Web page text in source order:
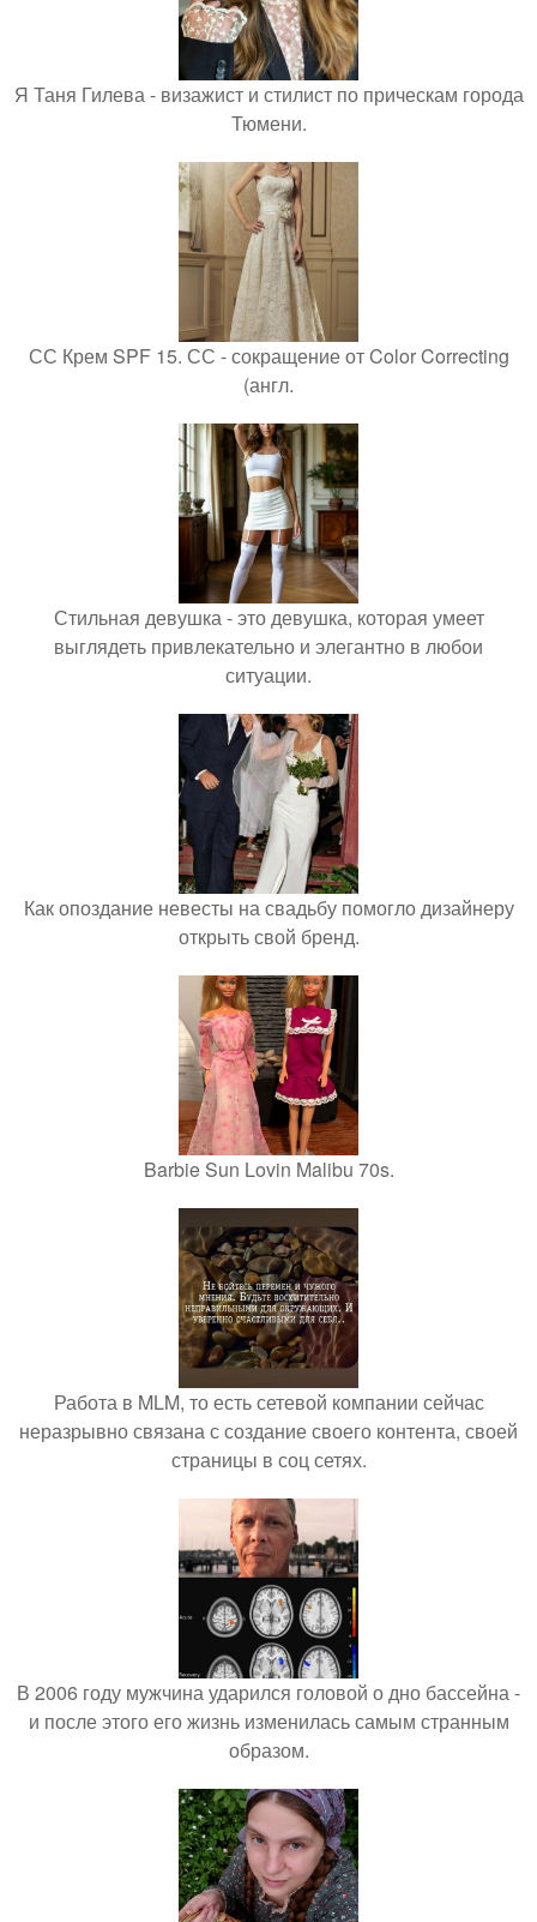
Я Таня Гилева - визажист и стилист по прическам города
Тюмени.
СС Крем SPF 15. СС - сокращение от Color Correcting
(англ.
Стильная девушка - это девушка, которая умеет
выглядеть привлекательно и элегантно в любои
ситуации.
Как опоздание невесты на свадьбу помогло дизайнеру
открыть свой бренд.
Barbie Sun Lovin Malibu 70s.
Работа в MLM, то есть сетевой компании сейчас
неразрывно связана с создание своего контента, своей
страницы в соц сетях.
В 2006 году мужчина ударился головой о дно бассейна -
и после этого его жизнь изменилась самым странным
образом.